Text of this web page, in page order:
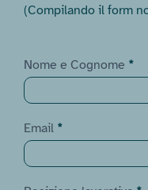
(Compilando il form
Form:
Lead
da
Nome e Cognome *
Email *